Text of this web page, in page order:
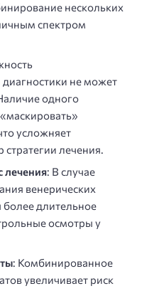
нескольких
спектром
не может
одного
усложняет
лечения.
лечения: В случае
венерических
более длительное
осмотры у
: Комбинированное
увеличивает риск